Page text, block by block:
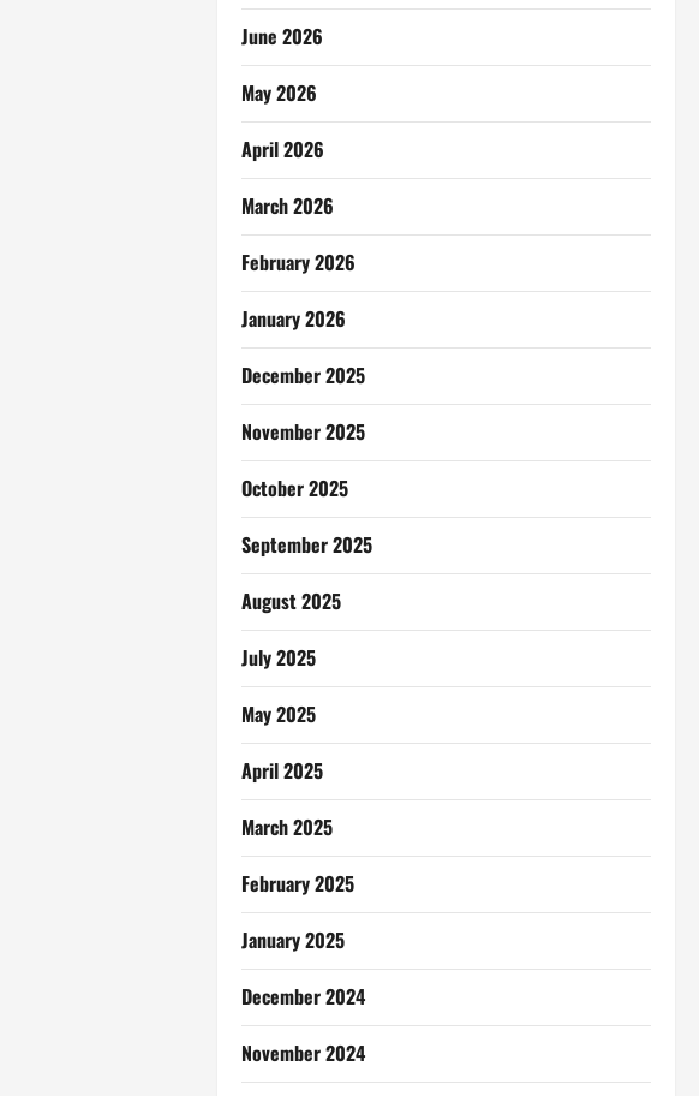
June 2026
May 2026
April 2026
March 2026
February 2026
January 2026
December 2025
November 2025
October 2025
September 2025
August 2025
July 2025
May 2025
April 2025
March 2025
February 2025
January 2025
December 2024
November 2024